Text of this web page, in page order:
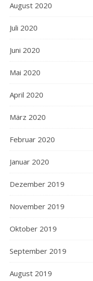
August 2020
Juli 2020
Juni 2020
Mai 2020
April 2020
März 2020
Februar 2020
Januar 2020
Dezember 2019
November 2019
Oktober 2019
September 2019
August 2019